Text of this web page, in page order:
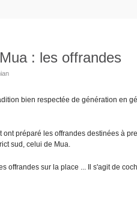
: les offrandes
bien respectée de génération en
ont préparé les offrandes destinées à
sud, celui de Mua.
offrandes sur la place ... Il s'agit de